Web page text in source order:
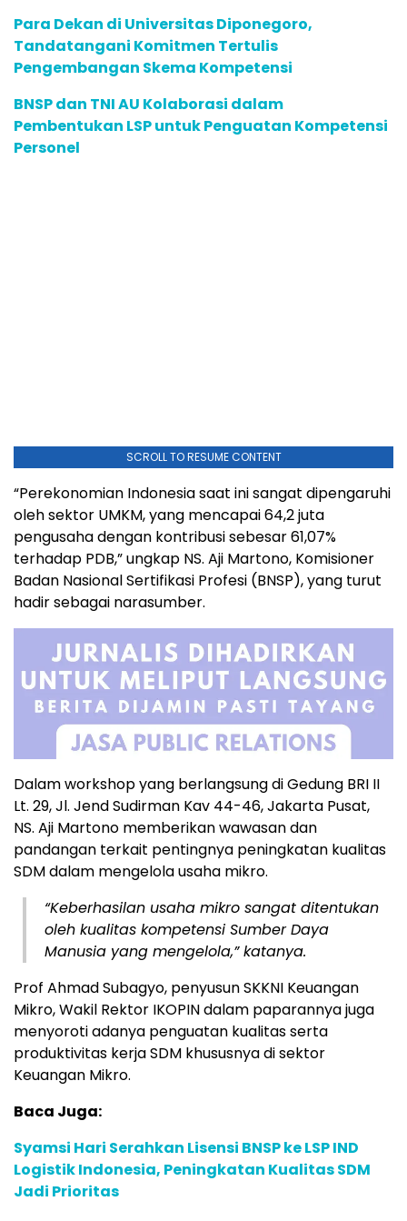
Para Dekan di Universitas Diponegoro,
Tandatangani Komitmen Tertulis
Pengembangan Skema Kompetensi
BNSP dan TNI AU Kolaborasi dalam
Pembentukan LSP untuk Penguatan Kompetensi
Personel
SCROLL TO RESUME CONTENT
“Perekonomian Indonesia saat ini sangat dipengaruhi
oleh sektor UMKM, yang mencapai 64,2 juta
pengusaha dengan kontribusi sebesar 61,07%
terhadap PDB,” ungkap NS. Aji Martono, Komisioner
Badan Nasional Sertifikasi Profesi (BNSP), yang turut
hadir sebagai narasumber.
Dalam workshop yang berlangsung di Gedung BRI II
Lt. 29, Jl. Jend Sudirman Kav 44-46, Jakarta Pusat,
NS. Aji Martono memberikan wawasan dan
pandangan terkait pentingnya peningkatan kualitas
SDM dalam mengelola usaha mikro.
“Keberhasilan usaha mikro sangat ditentukan
oleh kualitas kompetensi Sumber Daya
Manusia yang mengelola,” katanya.
Prof Ahmad Subagyo, penyusun SKKNI Keuangan
Mikro, Wakil Rektor IKOPIN dalam paparannya juga
menyoroti adanya penguatan kualitas serta
produktivitas kerja SDM khususnya di sektor
Keuangan Mikro.
Baca Juga:
Syamsi Hari Serahkan Lisensi BNSP ke LSP IND
Logistik Indonesia, Peningkatan Kualitas SDM
Jadi Prioritas